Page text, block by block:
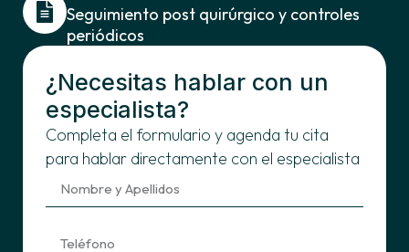
Seguimiento post quirúrgico y controles
periódicos
¿Necesitas hablar con un
especialista?
Completa el formulario y agenda tu cita
para hablar directamente con el especialista